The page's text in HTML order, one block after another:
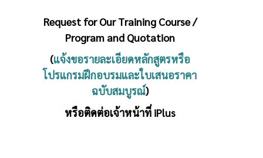
Request for Our Training Course /
Program and Quotation
(แจ้งขอรายละเอียดหลักสูตรหรือ
โปรแกรมฝึกอบรมและใบเสนอราคา
ฉบับสมบูรณ์)
หรือติดต่อเจ้าหน้าที่ iPlus